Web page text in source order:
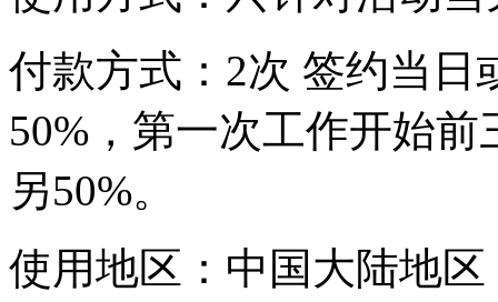
付款方式：2次 签约当日
50%，第一次工作开始
另50%。
使用地区：中国大陆地